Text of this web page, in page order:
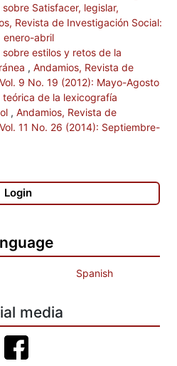
Satisfacer, legislar,
Revista de Investigación Social:
enero-abril
sobre estilos y retos de la
, Andamios, Revista de
9 No. 19 (2012): Mayo-Agosto
teórica de la lexicografía
, Andamios, Revista de
11 No. 26 (2014): Septiembre-
Login
Spanish
media